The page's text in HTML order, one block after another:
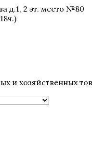
д.1, 2 эт. место №80
и хозяйственных